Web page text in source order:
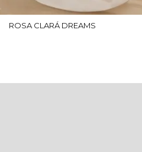
ROSA CLARÁ DREAMS